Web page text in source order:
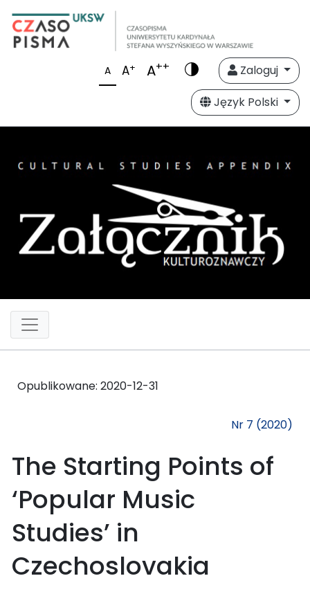
A A+ A++
Zaloguj
Język Polski
Opublikowane: 2020-12-31
Nr 7 (2020)
The Starting Points of
‘Popular Music
Studies’ in
Czechoslovakia